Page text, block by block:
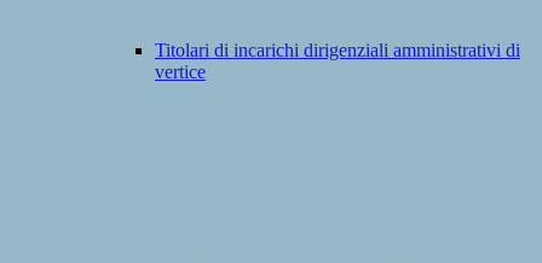
Titolari di incarichi dirigenziali amministrativi di
vertice